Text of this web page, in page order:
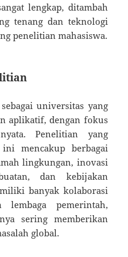
lengkap, ditambah
tenang dan teknologi
penelitian mahasiswa.
universitas yang
aplikatif, dengan fokus
Penelitian yang
mencakup berbagai
lingkungan, inovasi
dan kebijakan
banyak kolaborasi
lembaga pemerintah,
sering memberikan
global.